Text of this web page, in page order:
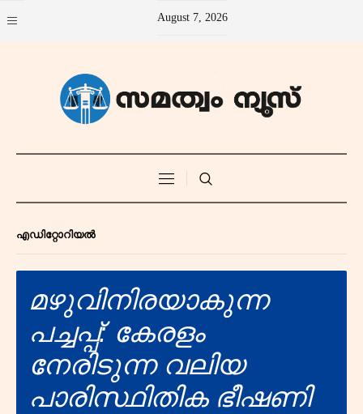
August 7, 2026
എഡിറ്റോറിയൽ
മഴുവിനിരയാകുന്ന
പച്ചപ്പ്: കേരളം
നേരിടുന്ന വലിയ
പാരിസ്ഥിതിക ഭീഷണി